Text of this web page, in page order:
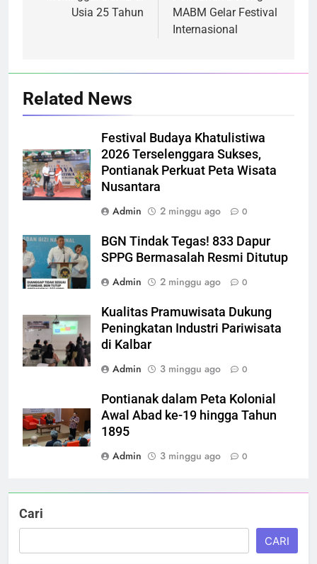
Usia 25 Tahun
MABM Gelar Festival
Internasional
Related News
Festival Budaya Khatulistiwa
2026 Terselenggara Sukses,
Pontianak Perkuat Peta Wisata
Nusantara
Admin
2 minggu ago 0
BGN Tindak Tegas! 833 Dapur
SPPG Bermasalah Resmi Ditutup
Admin
2 minggu ago 0
Kualitas Pramuwisata Dukung
Peningkatan Industri Pariwisata
di Kalbar
Admin
3 minggu ago 0
Pontianak dalam Peta Kolonial
Awal Abad ke-19 hingga Tahun
1895
Admin
3 minggu ago 0
Cari
CARI